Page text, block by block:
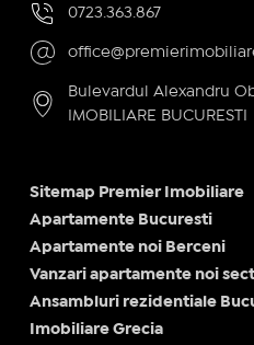
0723.363.867
Bulevardul Alexandru
IMOBILIARE BUCURESTI
Sitemap Premier Imobiliare
Apartamente Bucuresti
Apartamente noi Berceni
Vanzari apartamente noi
Ansambluri rezidentiale
Imobiliare Grecia